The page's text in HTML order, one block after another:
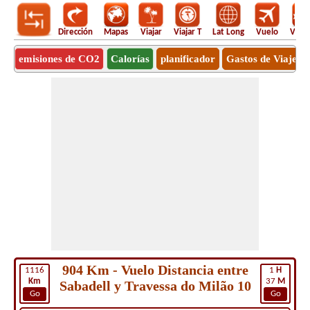
Dirección Mapas Viajar Viajar T Lat Long Vuelo
emisiones de CO2 Calorías planificador Gastos de Viaje
1116
Km
Go
1 H
37 M
Go
904 Km - Vuelo Distancia entre
Sabadell y Travessa do Milão 10